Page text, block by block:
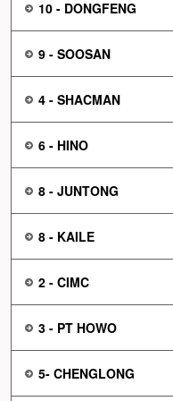
10 - DONGFENG
9 - SOOSAN
4 - SHACMAN
6 - HINO
8 - JUNTONG
8 - KAILE
2 - CIMC
3 - PT HOWO
5- CHENGLONG